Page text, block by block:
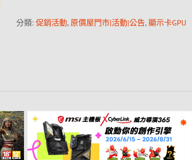
分類: 促銷活動, 原價屋門市|活動|公告, 顯示卡GPU